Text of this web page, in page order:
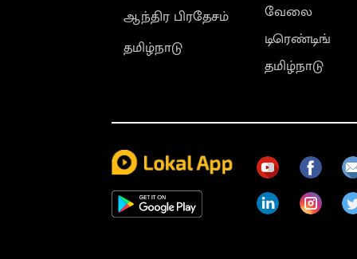
ஆந்திர பிரதேசம்
தமிழ்நாடு
வேலை
டிரெண்டிங்
தமிழ்நாடு